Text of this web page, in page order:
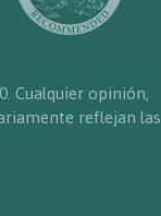
Cualquier opinión,
reflejan las